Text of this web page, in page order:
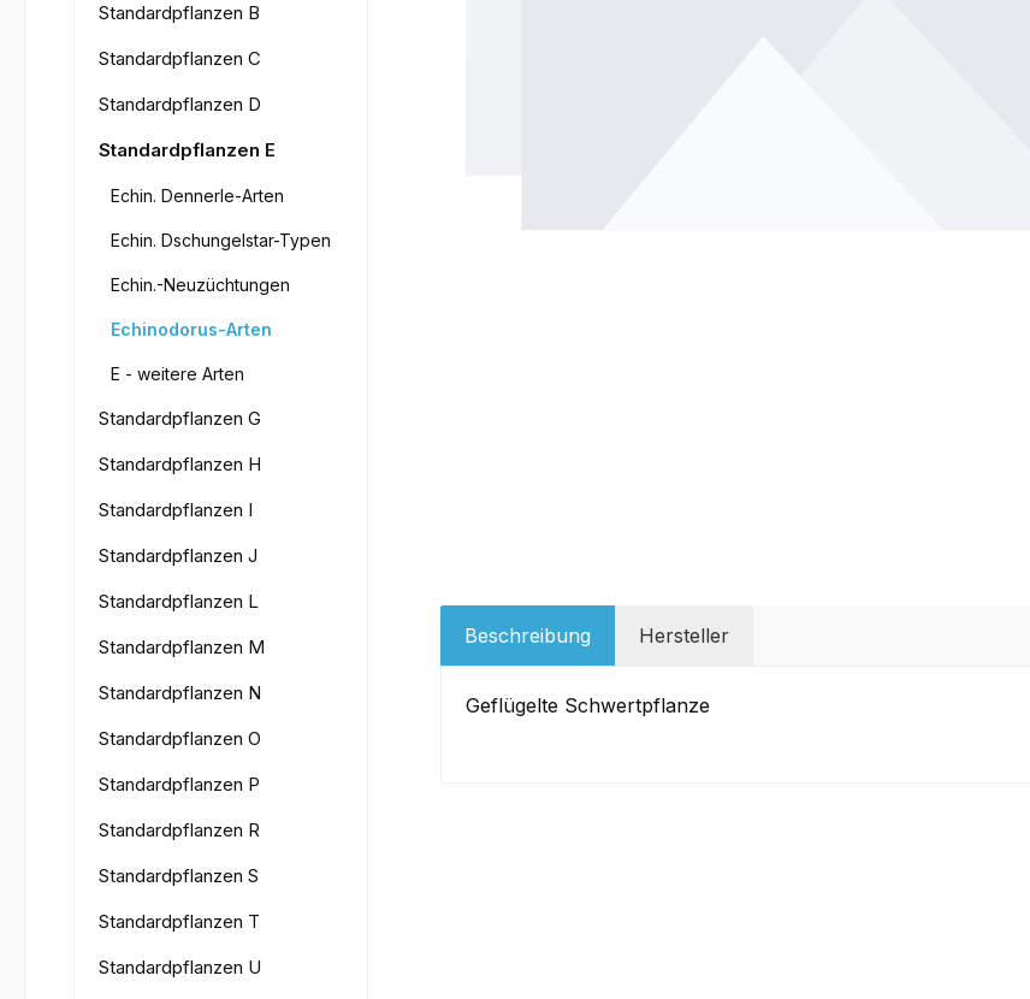
Standardpflanzen B
Standardpflanzen C
Standardpflanzen D
Standardpflanzen E
Echin. Dennerle-Arten
Echin. Dschungelstar-Typen
Echin.-Neuzüchtungen
Echinodorus-Arten
E - weitere Arten
Standardpflanzen G
Standardpflanzen H
Standardpflanzen I
Standardpflanzen J
Standardpflanzen L
Standardpflanzen M
Standardpflanzen N
Standardpflanzen O
Standardpflanzen P
Standardpflanzen R
Standardpflanzen S
Standardpflanzen T
Standardpflanzen U
Beschreibung Hersteller
Geflügelte Schwertpflanze